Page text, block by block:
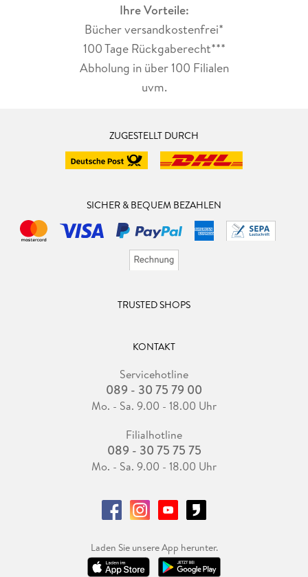
Ihre Vorteile:
Bücher versandkostenfrei*
100 Tage Rückgaberecht***
Abholung in über 100 Filialen
uvm.
ZUGESTELLT DURCH
SICHER & BEQUEM BEZAHLEN
TRUSTED SHOPS
KONTAKT
Servicehotline
089 - 30 75 79 00
Mo. - Sa. 9.00 - 18.00 Uhr
Filialhotline
089 - 30 75 75 75
Mo. - Sa. 9.00 - 18.00 Uhr
Laden Sie unsere App herunter.